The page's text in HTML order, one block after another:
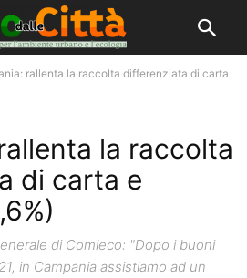
rallenta la raccolta differenziata di carta
la raccolta
di carta e
di Comieco: "Dopo i buoni
in Campania assistiamo ad un